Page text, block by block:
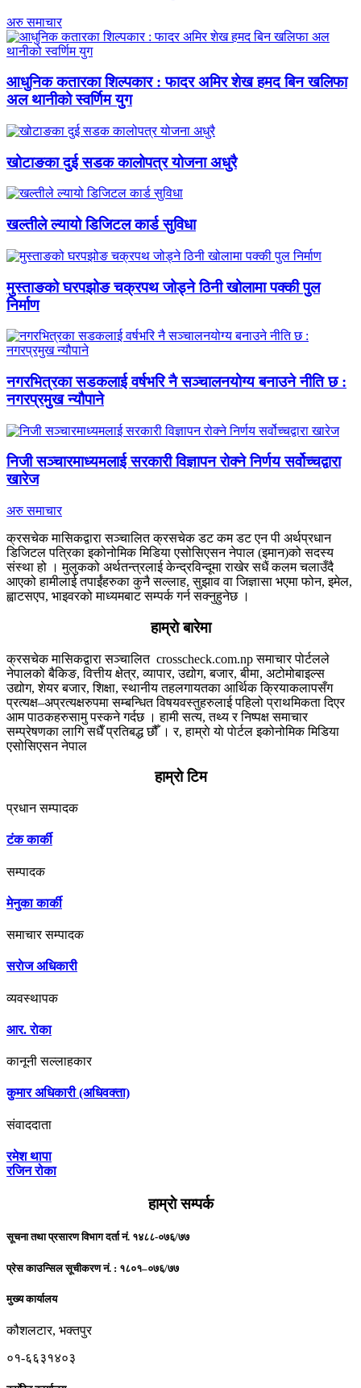
अरु समाचार
आधुनिक कतारका शिल्पकार : फादर अमिर शेख हमद बिन खलिफा
अल थानीको स्वर्णिम युग
खोटाङका दुई सडक कालोपत्र योजना अधुरै
खल्तीले ल्यायो डिजिटल कार्ड सुविधा
मुस्ताङको घरपझोङ चक्रपथ जोड्ने ठिनी खोलामा पक्की पुल
निर्माण
नगरभित्रका सडकलाई वर्षभरि नै सञ्चालनयोग्य बनाउने नीति छ :
नगरप्रमुख न्यौपाने
निजी सञ्चारमाध्यमलाई सरकारी विज्ञापन रोक्ने निर्णय सर्वोच्चद्वारा
खारेज
अरु समाचार
क्रसचेक मासिकद्वारा सञ्चालित क्रसचेक डट कम डट एन पी अर्थप्रधान
डिजिटल पत्रिका इकोनोमिक मिडिया एसोसिएसन नेपाल (इमान)को सदस्य
संस्था हो । मुलुकको अर्थतन्त्रलाई केन्द्रविन्दूमा राखेर सधैं कलम चलाउँदै
आएको हामीलाई तपाईंहरुका कुनै सल्लाह, सुझाव वा जिज्ञासा भएमा फोन, इमेल,
ह्वाटसएप, भाइवरको माध्यमबाट सम्पर्क गर्न सक्नुहुनेछ ।
हाम्राे बारेमा
क्रसचेक मासिकद्वारा सञ्चालित crosscheck.com.np समाचार पोर्टलले
नेपालको बैकिङ, वित्तीय क्षेत्र, व्यापार, उद्योग, बजार, बीमा, अटोमोबाइल्स
उद्योग, शेयर बजार, शिक्षा, स्थानीय तहलगायतका आर्थिक क्रियाकलापसँग
प्रत्यक्ष–अप्रत्यक्षरुपमा सम्बन्धित विषयवस्तुहरुलाई पहिलो प्राथमिकता दिएर
आम पाठकहरुसामु पस्कने गर्दछ । हामी सत्य, तथ्य र निष्पक्ष समाचार
सम्प्रेषणका लागि सधैँ प्रतिबद्ध छौँ । र, हाम्राे याे पाेर्टल इकोनोमिक मिडिया
एसोसिएसन नेपाल
हाम्राे टिम
प्रधान सम्पादक
टंक कार्की
सम्पादक
मेनुका कार्की
समाचार सम्पादक
सराेज अधिकारी
व्यवस्थापक
आर. राेका
कानूनी सल्लाहकार
कुमार अधिकारी (अधिवक्ता)
संवाददाता
रमेश थापा
रजिन रोका
हाम्राे सम्पर्क
सूचना तथा प्रसारण विभाग दर्ता नं. १४८८-०७६/७७
प्रेस काउन्सिल सूचीकरण नं. : १८०१–०७६/७७
मुख्य कार्यालय
कौशलटार, भक्तपुर
०१-६६३१४०३